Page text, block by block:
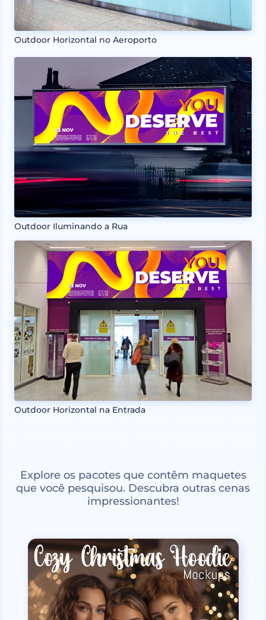
Outdoor Horizontal no Aeroporto
Outdoor Iluminando a Rua
Outdoor Horizontal na Entrada
Explore os pacotes que contêm maquetes
que você pesquisou. Descubra outras cenas
impressionantes!